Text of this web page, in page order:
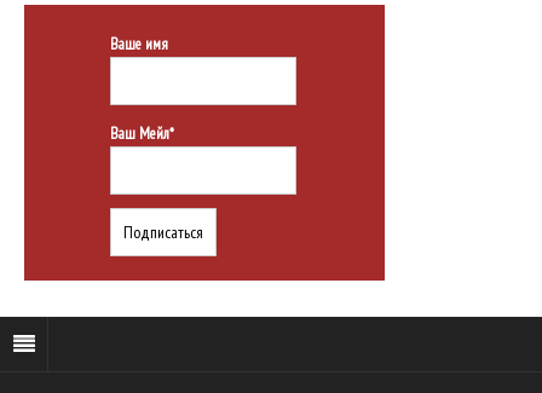
Ваше имя
Ваш Мейл*